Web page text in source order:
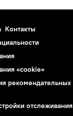
Контакты
«cookie»
рекомендательных
отслеживания